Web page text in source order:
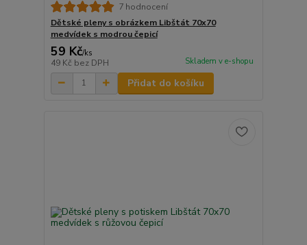
7 hodnocení
Dětské pleny s obrázkem Libštát 70x70
medvídek s modrou čepicí
59 Kč/ks
49 Kč bez DPH Skladem v e-shopu
Přidat do košíku